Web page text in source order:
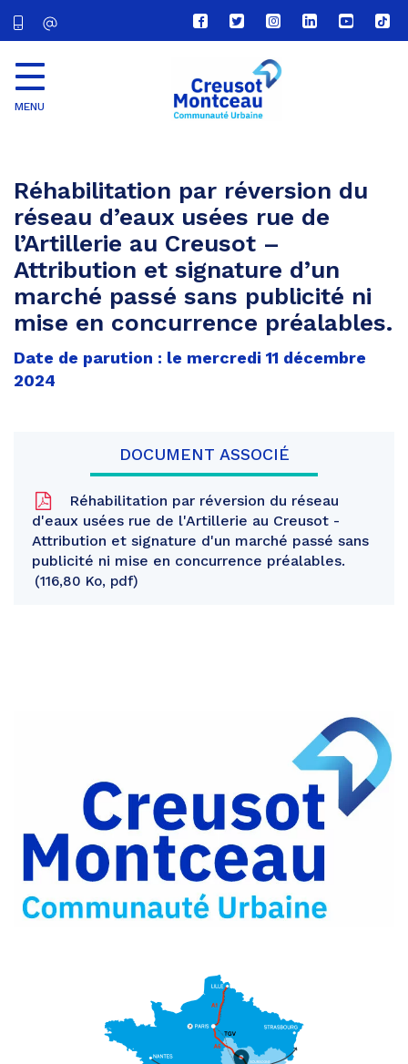
Lien
vers
compte
Facebook
Lien
vers
compte
Twitter
Lien
vers
le
compte
Lien
vers
Lien
vers
Lien
vers
MENU
Réhabilitation par réversion du
réseau d’eaux usées rue de
l’Artillerie au Creusot –
Attribution et signature d’un
marché passé sans publicité ni
mise en concurrence préalables.
Date de parution : le mercredi 11 décembre
2024
DOCUMENT ASSOCIÉ
Réhabilitation par réversion du réseau
d'eaux usées rue de l'Artillerie au Creusot -
Attribution et signature d'un marché passé sans
publicité ni mise en concurrence préalables.
116,80 Ko, pdf
Facebook
Partager
Twitter
Partager
par
e-
mail